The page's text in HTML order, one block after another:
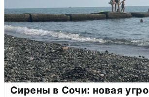
Сирены в Сочи: новая